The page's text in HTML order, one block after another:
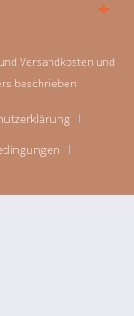
Versandkosten und
beschrieben